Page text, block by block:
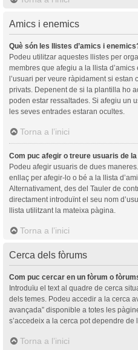
Amics i enemics
Què són les llistes d’amics i
Podeu utilitzar aquestes llistes per
membres que afegiu a la llista
l’usuari per veure ràpidament si
privats. Depenent de si la plantilla ho
poden estar ressaltades. Si afegiu un
les seves entrades estaran ocultes.
Torna a l’inici
Com puc afegir o treure usuaris de
Podeu afegir usuaris de dues
enllaç per afegir-lo o bé a la llista
Alternativament, des del Tauler de
directament introduïnt el seu nom
llista utilitzant la mateixa pàgina.
Torna a l’inici
Cerca dels fòrums
Com puc cercar en un fòrum o
Introduïu el text al quadre de cerca
dels temes. Podeu accedir a la cerca
avançada” disponible a totes les
s’accedeix a la cerca pot dependre de
Torna a l’inici